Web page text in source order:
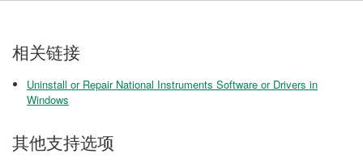
相关链接
Uninstall or Repair National Instruments Software or Drivers in
Windows
其他支持选项